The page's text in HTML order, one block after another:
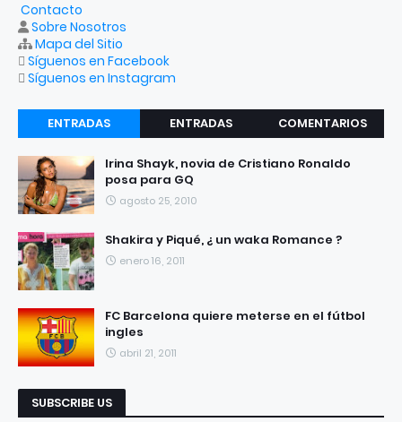
Contacto
Sobre Nosotros
Mapa del Sitio
Síguenos en Facebook
Síguenos en Instagram
ENTRADAS
RECIENTES
ENTRADAS
COMENTARIOS
Irina Shayk, novia de Cristiano Ronaldo
posa para GQ
agosto 25, 2010
Shakira y Piqué, ¿ un waka Romance ?
enero 16, 2011
FC Barcelona quiere meterse en el fútbol
ingles
abril 21, 2011
SUBSCRIBE US